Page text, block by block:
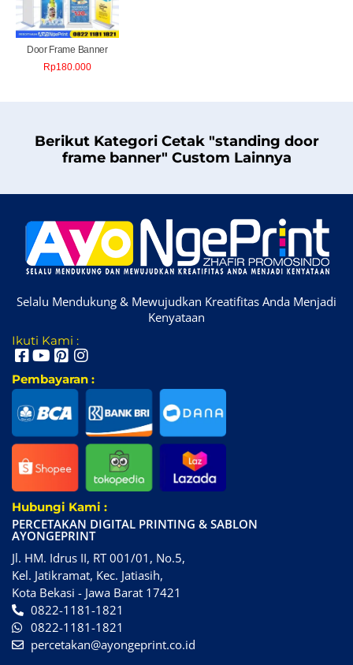
Door Frame Banner
Rp180.000
Berikut Kategori Cetak "standing door
frame banner" Custom Lainnya
Selalu Mendukung & Mewujudkan Kreatifitas Anda Menjadi
Kenyataan
Ikuti Kami :
Pembayaran :
Hubungi Kami :
PERCETAKAN DIGITAL PRINTING & SABLON
AYONGEPRINT
Jl. HM. Idrus II, RT 001/01, No.5,
Kel. Jatikramat, Kec. Jatiasih,
Kota Bekasi - Jawa Barat 17421
0822-1181-1821
0822-1181-1821
percetakan@ayongeprint.co.id